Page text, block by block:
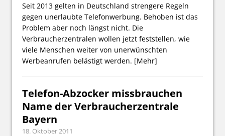
Seit 2013 gelten in Deutschland strengere Regeln
gegen unerlaubte Telefonwerbung. Behoben ist das
Problem aber noch längst nicht. Die
Verbraucherzentralen wollen jetzt feststellen, wie
viele Menschen weiter von unerwünschten
Werbeanrufen belästigt werden. [Mehr]
Telefon-Abzocker missbrauchen
Name der Verbraucherzentrale
Bayern
18. Oktober 2011